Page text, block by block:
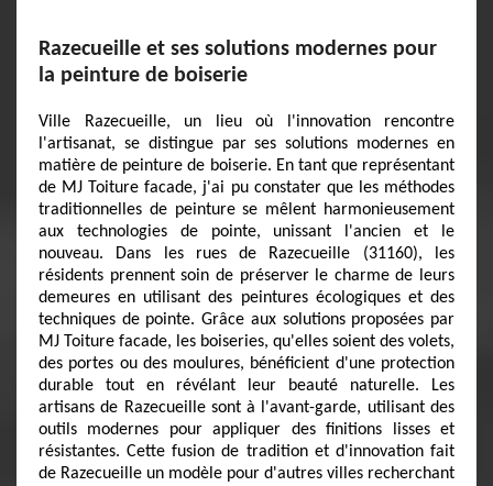
Razecueille et ses solutions modernes pour
la peinture de boiserie
Ville Razecueille, un lieu où l'innovation rencontre
l'artisanat, se distingue par ses solutions modernes en
matière de peinture de boiserie. En tant que représentant
de MJ Toiture facade, j'ai pu constater que les méthodes
traditionnelles de peinture se mêlent harmonieusement
aux technologies de pointe, unissant l'ancien et le
nouveau. Dans les rues de Razecueille (31160), les
résidents prennent soin de préserver le charme de leurs
demeures en utilisant des peintures écologiques et des
techniques de pointe. Grâce aux solutions proposées par
MJ Toiture facade, les boiseries, qu'elles soient des volets,
des portes ou des moulures, bénéficient d'une protection
durable tout en révélant leur beauté naturelle. Les
artisans de Razecueille sont à l'avant-garde, utilisant des
outils modernes pour appliquer des finitions lisses et
résistantes. Cette fusion de tradition et d'innovation fait
de Razecueille un modèle pour d'autres villes recherchant